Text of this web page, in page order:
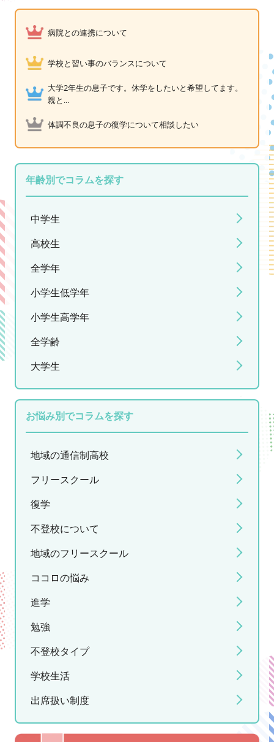
病院との連携について
学校と習い事のバランスについて
大学2年生の息子です。休学をしたいと希望してます。
親と...
体調不良の息子の復学について相談したい
年齢別でコラムを探す
中学生
高校生
全学年
小学生低学年
小学生高学年
全学齢
大学生
お悩み別でコラムを探す
地域の通信制高校
フリースクール
復学
不登校について
地域のフリースクール
ココロの悩み
進学
勉強
不登校タイプ
学校生活
出席扱い制度